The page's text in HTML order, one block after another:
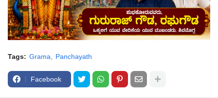
Tags: Grama Panchayath
Facebook